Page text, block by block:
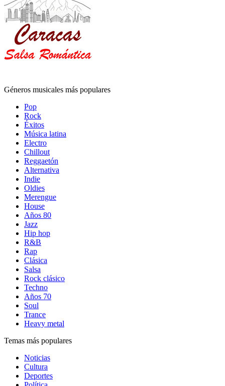
Géneros musicales más populares
Pop
Rock
Éxitos
Música latina
Electro
Chillout
Reggaetón
Alternativa
Indie
Oldies
Merengue
House
Años 80
Jazz
Hip hop
R&B
Rap
Clásica
Salsa
Rock clásico
Techno
Años 70
Soul
Trance
Heavy metal
Temas más populares
Noticias
Cultura
Deportes